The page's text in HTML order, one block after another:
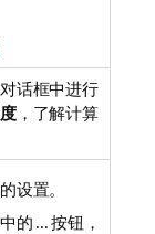
对话框中进行
，了解计算
设置。
的 ... 按钮，